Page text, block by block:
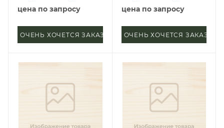
цена по запросу
ОЧЕНЬ ХОЧЕТСЯ ЗАКАЗАТЬ
цена по запросу
ОЧЕНЬ ХОЧЕТСЯ ЗАКАЗАТЬ